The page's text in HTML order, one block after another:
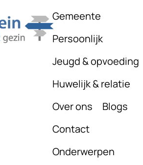
Gemeente
Persoonlijk
Jeugd & opvoeding
Huwelijk & relatie
Over ons
Blogs
Contact
Onderwerpen